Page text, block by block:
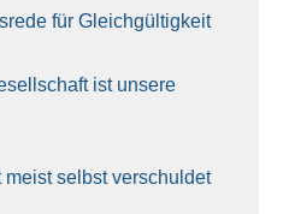
für Gleich­gül­tig­keit
ist unse­re
selbst ver­schul­det